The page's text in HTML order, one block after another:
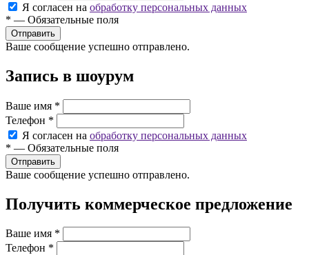
Я согласен на обработку персональных данных
* — Обязательные поля
Ваше сообщение успешно отправлено.
Запись в шоурум
Ваше имя *
Телефон *
Я согласен на обработку персональных данных
* — Обязательные поля
Ваше сообщение успешно отправлено.
Получить коммерческое предложение
Ваше имя *
Телефон *